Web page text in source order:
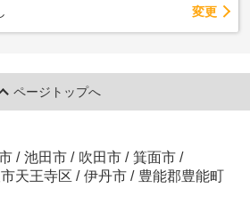
変更
ページトップへ
/ 池田市 / 吹田市 / 箕面市 /
天王寺区 / 伊丹市 / 豊能郡豊能町